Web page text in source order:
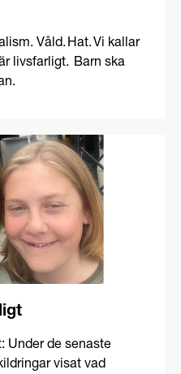
Våld. Hat. Vi kallar
livsfarligt. Barn ska
Under de senaste
visat vad